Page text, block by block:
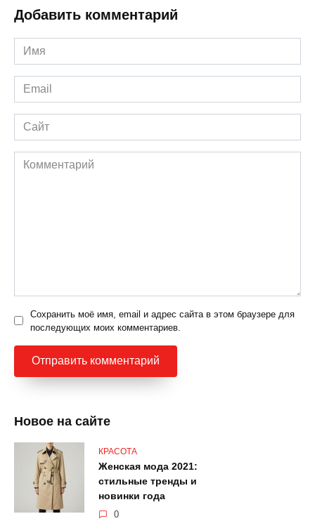
Добавить комментарий
Имя
*
Email
*
Сайт
Комментарий
Сохранить моё имя, email и адрес сайта в этом браузере для
последующих моих комментариев.
Новое на сайте
КРАСОТА
Женская мода 2021:
стильные тренды и
новинки года
0